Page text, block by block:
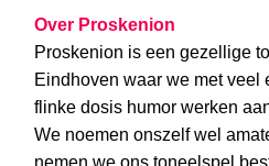
Over Proskenion
Proskenion is een gezellige
Eindhoven waar we met veel
flinke dosis humor werken
We noemen onszelf wel
nemen we ons toneelspel